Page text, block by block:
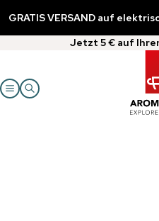
GRATIS VERSAND auf
Jetzt 5 € auf